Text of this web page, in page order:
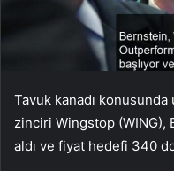
Tavuk kanadı
zinciri Wingstop (WING),
aldı ve fiyat hedefi 340